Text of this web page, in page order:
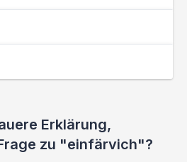
Erklärung,
zu "einfärvich"?